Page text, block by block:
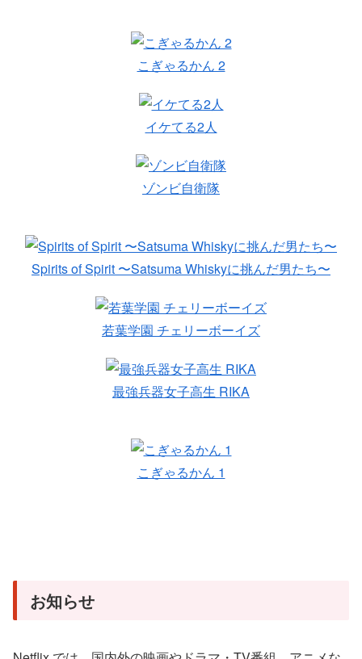
こぎゃるかん 2
イケてる2人
ゾンビ自衛隊
Spirits of Spirit 〜Satsuma Whiskyに挑んだ男たち〜
若葉学園 チェリーボーイズ
最強兵器女子高生 RIKA
こぎゃるかん 1
お知らせ